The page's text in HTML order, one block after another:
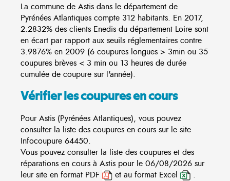
La commune de Astis dans le département de
Pyrénées Atlantiques compte 312 habitants. En 2017,
2.2832% des clients Enedis du département Loire sont
en écart par rapport aux seuils réglementaires contre
3.9876% en 2009 (6 coupures longues > 3min ou 35
coupures brèves < 3 min ou 13 heures de durée
cumulée de coupure sur l'année).
Vérifier les coupures en cours
Pour Astis (Pyrénées Atlantiques), vous pouvez
consulter la liste des coupures en cours sur le site
Infocoupure 64450.
Vous pouvez consulter la liste des coupures et des
réparations en cours à Astis pour le 06/08/2026 sur
leur site en format PDF
et au format Excel .